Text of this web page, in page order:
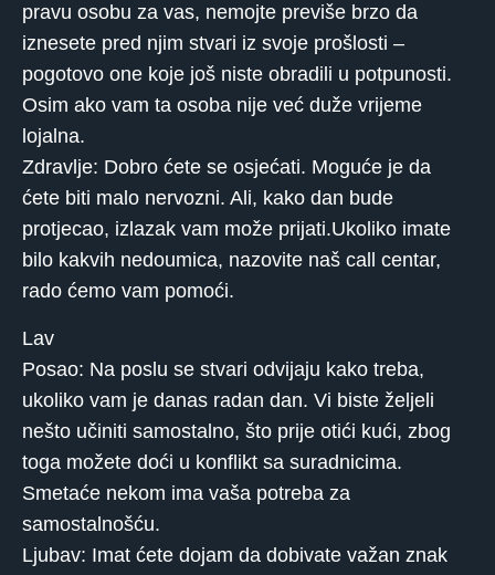
pravu osobu za vas, nemojte previše brzo da
iznesete pred njim stvari iz svoje prošlosti –
pogotovo one koje još niste obradili u potpunosti.
Osim ako vam ta osoba nije već duže vrijeme
lojalna.
Zdravlje: Dobro ćete se osjećati. Moguće je da
ćete biti malo nervozni. Ali, kako dan bude
protjecao, izlazak vam može prijati.Ukoliko imate
bilo kakvih nedoumica, nazovite naš call centar,
rado ćemo vam pomoći.
Lav
Posao: Na poslu se stvari odvijaju kako treba,
ukoliko vam je danas radan dan. Vi biste željeli
nešto učiniti samostalno, što prije otići kući, zbog
toga možete doći u konflikt sa suradnicima.
Smetaće nekom ima vaša potreba za
samostalnošću.
Ljubav: Imat ćete dojam da dobivate važan znak